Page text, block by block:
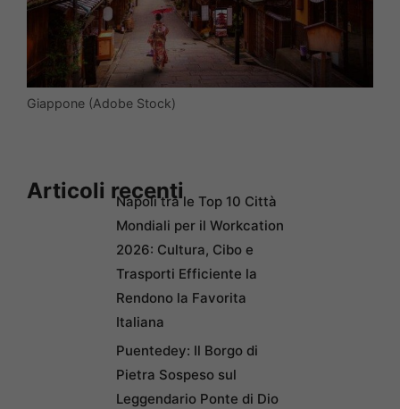
Giappone (Adobe Stock)
Articoli recentiNapoli tra le Top 10 Città
Mondiali per il Workcation
2026: Cultura, Cibo e
Trasporti Efficiente la
Rendono la Favorita
Italiana
Puentedey: Il Borgo di
Pietra Sospeso sul
Leggendario Ponte di Dio